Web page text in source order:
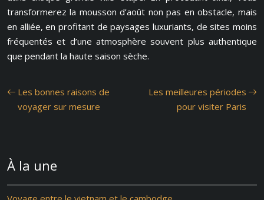
transformerez la mousson d’août non pas en obstacle, mais
en alliée, en profitant de paysages luxuriants, de sites moins
fréquentés et d’une atmosphère souvent plus authentique
que pendant la haute saison sèche.
Les bonnes raisons de
voyager sur mesure
Les meilleures périodes
pour visiter Paris
À la une